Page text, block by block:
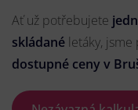
Ať už potřebujete
skládané letáky,
dostupné ceny v